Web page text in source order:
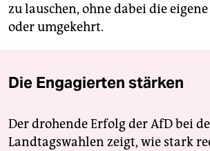
zu lauschen, ohne dabei die eigene
oder umgekehrt.
Die Engagierten stärken
Der drohende Erfolg der AfD bei
Landtagswahlen zeigt, wie stark